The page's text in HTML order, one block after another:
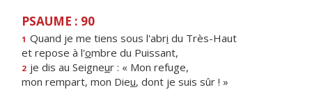
PSAUME : 90
1 Quand je me tiens sous l'abri du Très-Haut
et repose à l'ombre du Puissant,
2 je dis au Seigneur : « Mon refuge,
mon rempart, mon Dieu, dont je suis sûr ! »